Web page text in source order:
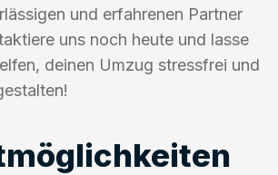
und erfahrenen Partner
uns noch heute und lasse
deinen Umzug stressfrei und